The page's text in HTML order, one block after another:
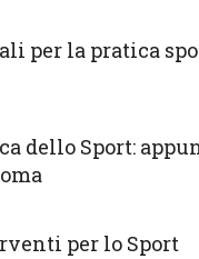
per la pratica
dello Sport:
per lo Sport